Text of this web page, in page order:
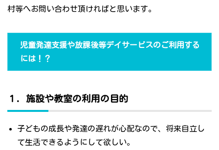
村等へお問い合わせ頂ければと思います。
児童発達支援や放課後等デイサービスのご利用する
には！？
１．施設や教室の利用の目的
子どもの成長や発達の遅れが心配なので、将来自立し
て生活できるようにして欲しい。